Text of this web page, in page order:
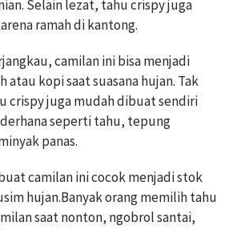
Selain lezat, tahu crispy juga
ramah di kantong.
camilan ini bisa menjadi
atau kopi saat suasana hujan. Tak
crispy juga mudah dibuat sendiri
seperti tahu, tepung
panas.
camilan ini cocok menjadi stok
hujan.Banyak orang memilih tahu
saat nonton, ngobrol santai,